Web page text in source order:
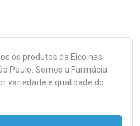
os produtos da Eico nas
Paulo. Somos a Farmácia
variedade e qualidade do